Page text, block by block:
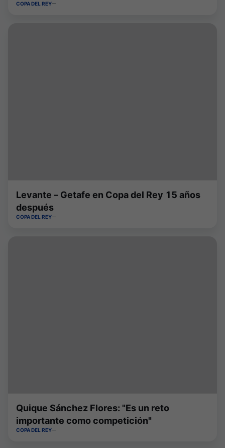
COPA DEL REY
Levante – Getafe en Copa del Rey 15 años
después
COPA DEL REY
Quique Sánchez Flores: "Es un reto
importante como competición"
COPA DEL REY